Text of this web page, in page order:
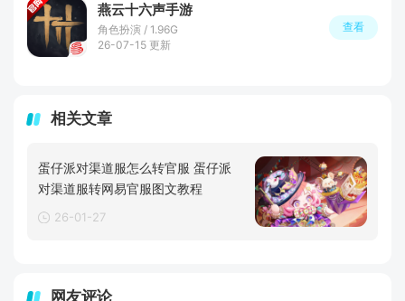
燕云十六声手游
角色扮演 / 1.96G
26-07-15 更新
查看
相关文章
蛋仔派对渠道服怎么转官服 蛋仔派
对渠道服转网易官服图文教程
26-01-27
网友评论